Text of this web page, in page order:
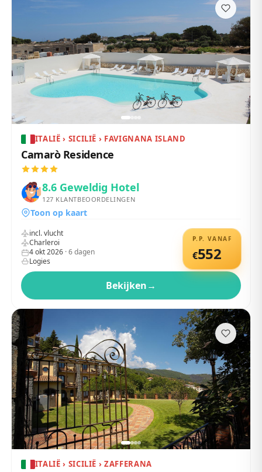
ITALIË › SICILIË › FAVIGNANA ISLAND
Camarò Residence
8.6 Geweldig Hotel
127 KLANTBEOORDELINGEN
Toon op kaart
P.P. VANAF
€552
incl. vlucht
Charleroi
4 okt 2026 ·6dagen
Logies
Bekijken→
ITALIË › SICILIË › ZAFFERANA